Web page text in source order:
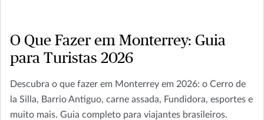
O Que Fazer em Monterrey: Guia
para Turistas 2026
Descubra o que fazer em Monterrey em 2026: o Cerro de
la Silla, Barrio Antiguo, carne assada, Fundidora, esportes e
muito mais. Guia completo para viajantes brasileiros.